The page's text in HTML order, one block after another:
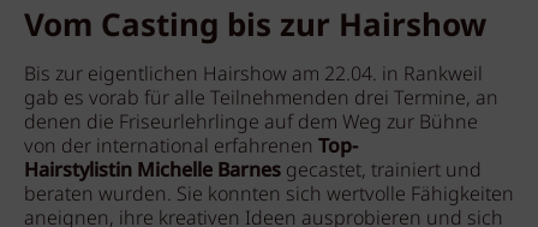
Vom Casting bis zur Hairshow
Bis zur eigentlichen Hairshow am 22.04. in Rankweil
gab es vorab für alle Teilnehmenden drei Termine, an
denen die Friseurlehrlinge auf dem Weg zur Bühne
von der international erfahrenen Top-
Hairstylistin Michelle Barnes gecastet, trainiert und
beraten wurden. Sie konnten sich wertvolle Fähigkeiten
aneignen, ihre kreativen Ideen ausprobieren und sich